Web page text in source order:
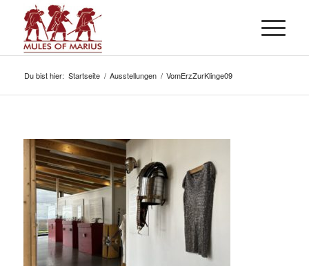
Du bist hier: Startseite / Ausstellungen / VomErzZurKlinge09